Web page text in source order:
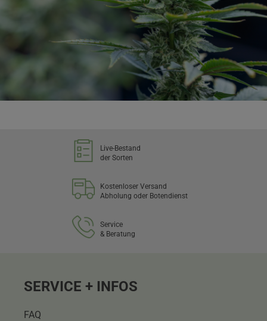
Live-Bestand
der Sorten
Kostenloser Versand
Abholung oder Botendienst
Service
& Beratung
SERVICE + INFOS
FAQ